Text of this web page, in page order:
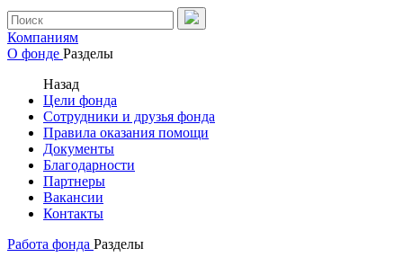
Компаниям
О фонде Разделы
Назад
Цели фонда
Сотрудники и друзья фонда
Правила оказания помощи
Документы
Благодарности
Партнеры
Вакансии
Контакты
Работа фонда Разделы